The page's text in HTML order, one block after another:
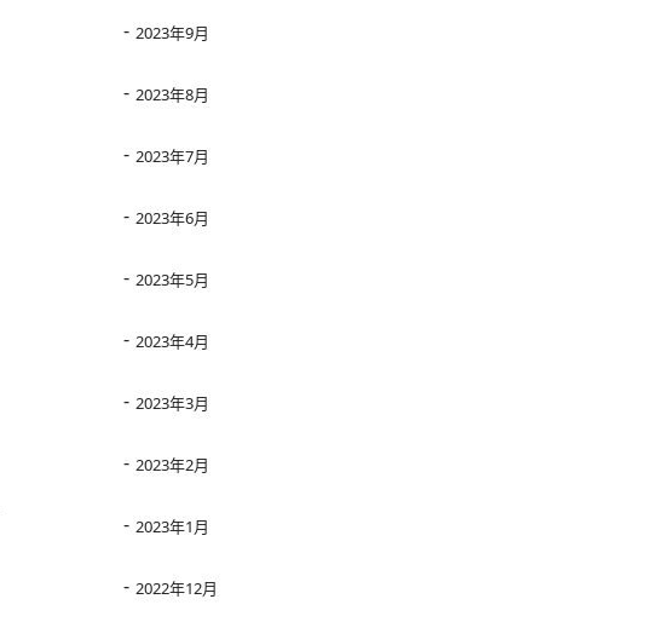
2023年9月
2023年8月
2023年7月
2023年6月
2023年5月
2023年4月
2023年3月
2023年2月
2023年1月
2022年12月